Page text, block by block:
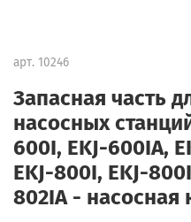
арт. 10246
Запасная часть
насосных
600I, EKJ-600IA,
EKJ-800I, EKJ-
802IA -